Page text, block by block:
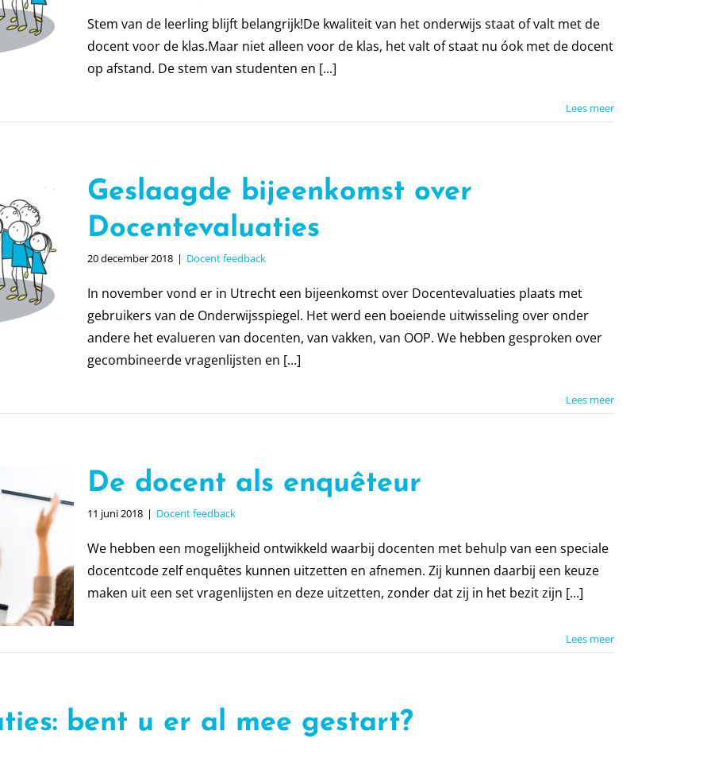
Stem van de leerling blijft belangrijk!De kwaliteit van het onderwijs staat of valt met de
docent voor de klas.Maar niet alleen voor de klas, het valt of staat nu óok met de docent
op afstand. De stem van studenten en [...]
Lees meer
Geslaagde bijeenkomst over
Docentevaluaties
20 december 2018 | Docent feedback
In november vond er in Utrecht een bijeenkomst over Docentevaluaties plaats met
gebruikers van de Onderwijsspiegel. Het werd een boeiende uitwisseling over onder
andere het evalueren van docenten, van vakken, van OOP. We hebben gesproken over
gecombineerde vragenlijsten en [...]
Lees meer
De docent als enquêteur
11 juni 2018 | Docent feedback
We hebben een mogelijkheid ontwikkeld waarbij docenten met behulp van een speciale
docentcode zelf enquêtes kunnen uitzetten en afnemen. Zij kunnen daarbij een keuze
maken uit een set vragenlijsten en deze uitzetten, zonder dat zij in het bezit zijn [...]
Lees meer
bent u er al mee gestart?